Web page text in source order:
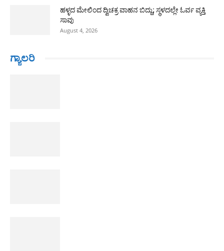
ಹಳ್ಳದ ಮೇಲಿಂದ ದ್ವಿಚಕ್ರ ವಾಹನ ಬಿದ್ದು; ಸ್ಥಳದಲ್ಲೇ ಓರ್ವ ವ್ಯಕ್ತಿ
ಸಾವು
August 4, 2026
ಗ್ಯಾಲರಿ